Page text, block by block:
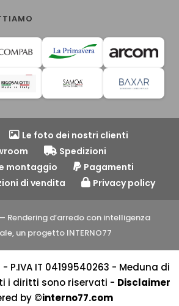
Le foto dei nostri clienti
Spedizioni
montaggio
Pagamenti
di vendita
Privacy policy
Rendering d’arredo con intelligenza
un progetto INTERNO77
- P.IVA IT 04199540263 - Meduna di
i diritti sono riservati - Disclaimer
by ©interno77.com